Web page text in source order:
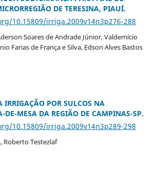
DE TERESINA, PIAUÍ.
10.15809/irriga.2009v14n3p276-288
Soares de Andrade Júnior, Valdemício
Farias de França e Silva, Edson Alves Bastos
IRRIGAÇÃO POR SULCOS NA
DE-MESA DA REGIÃO DE CAMPINAS-SP.
10.15809/irriga.2009v14n3p289-298
Roberto Testezlaf